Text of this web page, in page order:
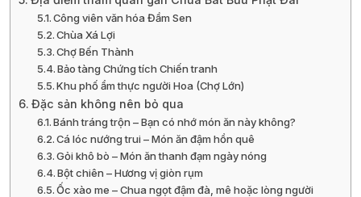
Công viên văn hóa Đầm Sen
Chùa Xá Lợi
Chợ Bến Thành
Bảo tàng Chứng tích Chiến tranh
Khu phố ẩm thực người Hoa (Chợ Lớn)
Đặc sản không nên bỏ qua
Bánh tráng trộn – Bạn có nhớ món ăn này không?
Cá lóc nướng trui – Món ăn đậm hồn quê
Gỏi khô bò – Món ăn thanh đạm ngày nóng
Bột chiên – Hương vị giòn rụm
Ốc xào me – Chua ngọt đậm đà, mê hoặc lòng người